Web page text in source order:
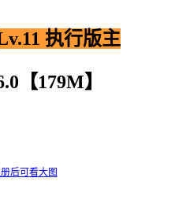
执行版主
【179M】
后可看大图